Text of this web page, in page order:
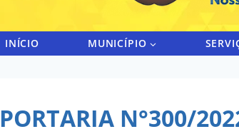
INÍCIO MUNICÍPIO
PORTARIA N°300/